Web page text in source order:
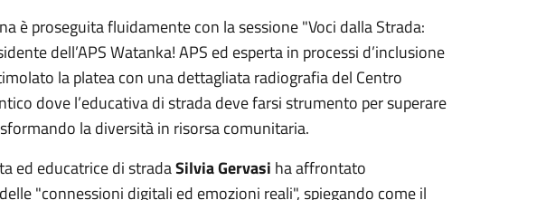
è proseguita fluidamente con la sessione "Voci dalla Strada:
dell’APS Watanka! APS ed esperta in processi d’inclusione
la platea con una dettagliata radiografia del Centro
dove l’educativa di strada deve farsi strumento per superare
la diversità in risorsa comunitaria.
ed educatrice di stradaSilvia Gervasi ha affrontato
"connessioni digitali ed emozioni reali", spiegando come il